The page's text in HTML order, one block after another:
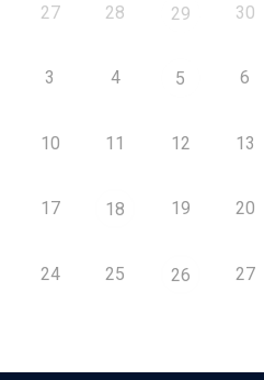
27 28 29 30
3 4 5 6
10 11 12 13
17 18 19 20
24 25 26 27